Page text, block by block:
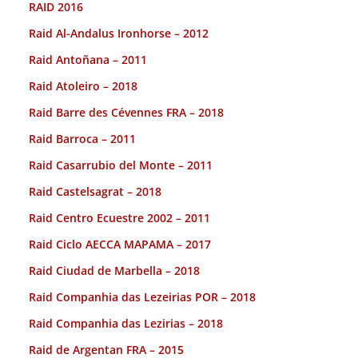
RAID 2016
Raid Al-Andalus Ironhorse – 2012
Raid Antoñana – 2011
Raid Atoleiro – 2018
Raid Barre des Cévennes FRA – 2018
Raid Barroca – 2011
Raid Casarrubio del Monte – 2011
Raid Castelsagrat – 2018
Raid Centro Ecuestre 2002 – 2011
Raid Ciclo AECCA MAPAMA – 2017
Raid Ciudad de Marbella – 2018
Raid Companhia das Lezeirias POR – 2018
Raid Companhia das Lezirias – 2018
Raid de Argentan FRA – 2015